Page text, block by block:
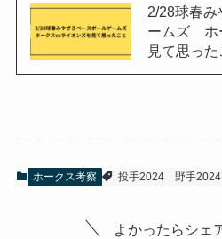
2/28球春
ームズ ホ
見て思った
ホークス考察 投手2024 野手2024
よかったらシェ